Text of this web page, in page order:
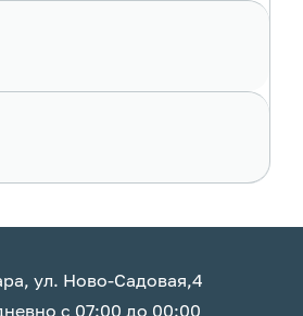
ул. Ново-Садовая,4
с 07:00 до 00:00